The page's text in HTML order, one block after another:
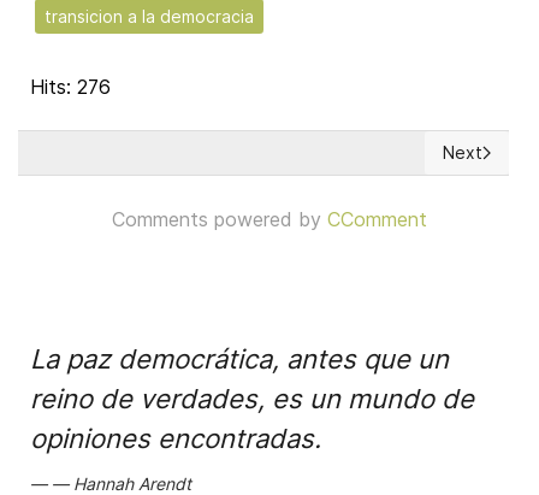
transicion a la democracia
Hits: 276
Next
Next
Comments powered by CComment
La paz democrática, antes que un
reino de verdades, es un mundo de
opiniones encontradas.
Hannah Arendt